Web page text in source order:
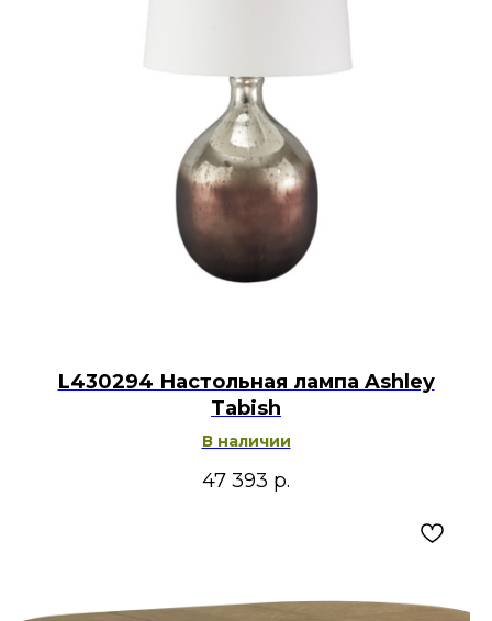
L430294 Настольная лампа Ashley
Tabish
В наличии
47 393 р.